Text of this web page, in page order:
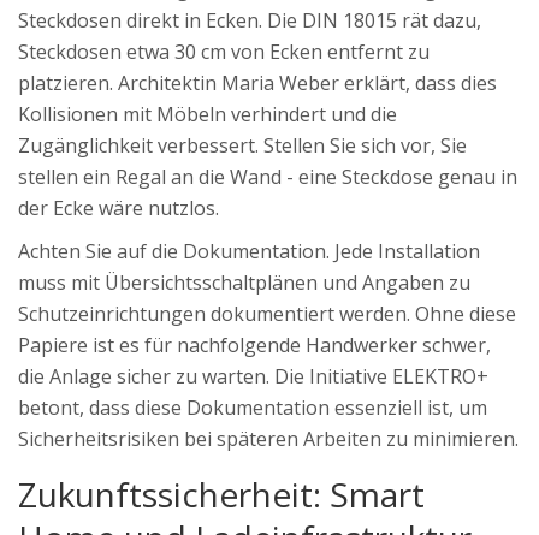
Steckdosen direkt in Ecken. Die DIN 18015 rät dazu,
Steckdosen etwa 30 cm von Ecken entfernt zu
platzieren. Architektin Maria Weber erklärt, dass dies
Kollisionen mit Möbeln verhindert und die
Zugänglichkeit verbessert. Stellen Sie sich vor, Sie
stellen ein Regal an die Wand - eine Steckdose genau in
der Ecke wäre nutzlos.
Achten Sie auf die Dokumentation. Jede Installation
muss mit Übersichtsschaltplänen und Angaben zu
Schutzeinrichtungen dokumentiert werden. Ohne diese
Papiere ist es für nachfolgende Handwerker schwer,
die Anlage sicher zu warten. Die Initiative ELEKTRO+
betont, dass diese Dokumentation essenziell ist, um
Sicherheitsrisiken bei späteren Arbeiten zu minimieren.
Zukunftssicherheit: Smart